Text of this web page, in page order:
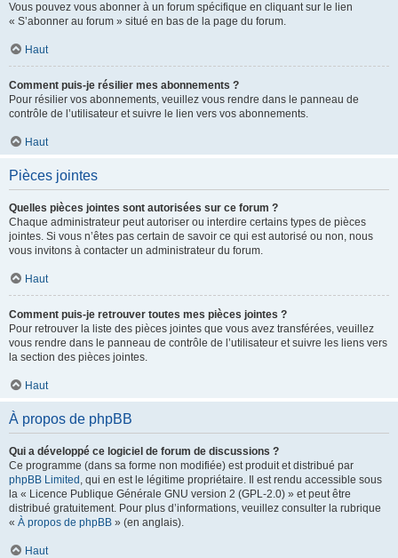
Vous pouvez vous abonner à un forum spécifique en cliquant sur le lien
« S’abonner au forum » situé en bas de la page du forum.
Haut
Comment puis-je résilier mes abonnements ?
Pour résilier vos abonnements, veuillez vous rendre dans le panneau de
contrôle de l’utilisateur et suivre le lien vers vos abonnements.
Haut
Pièces jointes
Quelles pièces jointes sont autorisées sur ce forum ?
Chaque administrateur peut autoriser ou interdire certains types de pièces
jointes. Si vous n’êtes pas certain de savoir ce qui est autorisé ou non, nous
vous invitons à contacter un administrateur du forum.
Haut
Comment puis-je retrouver toutes mes pièces jointes ?
Pour retrouver la liste des pièces jointes que vous avez transférées, veuillez
vous rendre dans le panneau de contrôle de l’utilisateur et suivre les liens vers
la section des pièces jointes.
Haut
À propos de phpBB
Qui a développé ce logiciel de forum de discussions ?
Ce programme (dans sa forme non modifiée) est produit et distribué par
phpBB Limited , qui en est le légitime propriétaire. Il est rendu accessible sous
la « Licence Publique Générale GNU version 2 (GPL-2.0) » et peut être
distribué gratuitement. Pour plus d’informations, veuillez consulter la rubrique
« À propos de phpBB » (en anglais).
Haut